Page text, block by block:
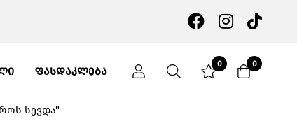
ᲤᲐᲡᲓᲐᲙᲚᲔᲑᲐ
0 0
სევდა"